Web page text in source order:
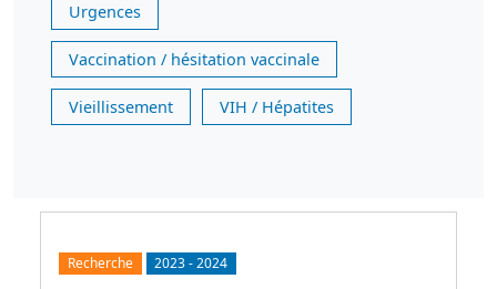
Urgences
Vaccination / hésitation vaccinale
Vieillissement VIH / Hépatites
Recherche 2023-2024